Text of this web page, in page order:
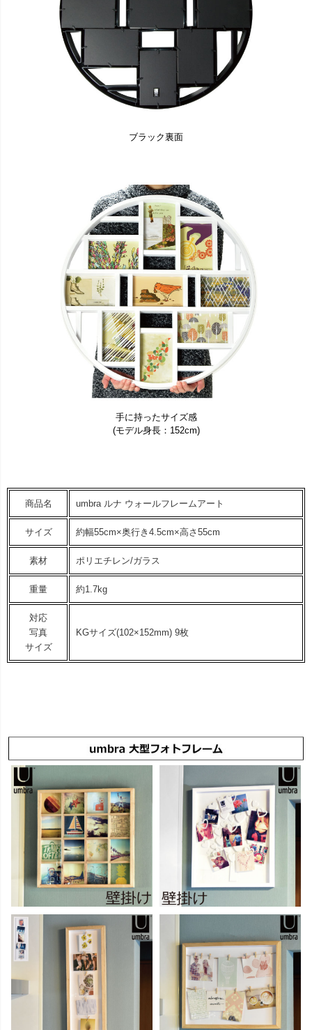
ブラック裏面
手に持ったサイズ感
(モデル身長：152cm)
商品名 umbra ルナ ウォールフレームアート
サイズ 約幅55cm×奥行き4.5cm×高さ55cm
素材 ポリエチレン/ガラス
重量 約1.7kg
対応
写真
サイズ
KGサイズ(102×152mm) 9枚